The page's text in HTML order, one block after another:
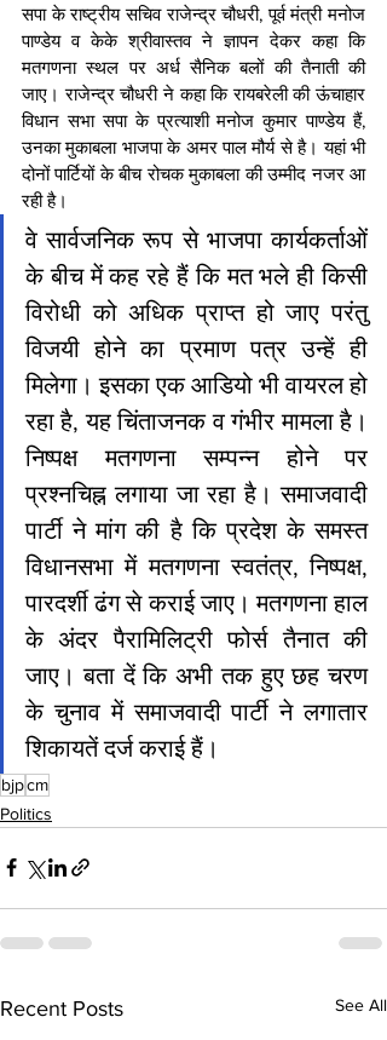
सपा के राष्ट्रीय सचिव राजेन्द्र चौधरी, पूर्व मंत्री मनोज
पाण्डेय व केके श्रीवास्तव ने ज्ञापन देकर कहा कि
मतगणना स्थल पर अर्ध सैनिक बलों की तैनाती की
जाए। राजेन्द्र चौधरी ने कहा कि रायबरेली की ऊंचाहार
विधान सभा सपा के प्रत्याशी मनोज कुमार पाण्डेय हैं,
उनका मुकाबला भाजपा के अमर पाल मौर्य से है। यहां भी
दोनों पार्टियों के बीच रोचक मुकाबला की उम्मीद नजर आ
रही है।
वे सार्वजनिक रूप से भाजपा कार्यकर्ताओं
के बीच में कह रहे हैं कि मत भले ही किसी
विरोधी को अधिक प्राप्त हो जाए परंतु
विजयी होने का प्रमाण पत्र उन्हें ही
मिलेगा। इसका एक आडियो भी वायरल हो
रहा है, यह चिंताजनक व गंभीर मामला है।
निष्पक्ष मतगणना सम्पन्न होने पर
प्रश्नचिह्न लगाया जा रहा है। समाजवादी
पार्टी ने मांग की है कि प्रदेश के समस्त
विधानसभा में मतगणना स्वतंत्र, निष्पक्ष,
पारदर्शी ढंग से कराई जाए। मतगणना हाल
के अंदर पैरामिलिट्री फोर्स तैनात की
जाए। बता दें कि अभी तक हुए छह चरण
के चुनाव में समाजवादी पार्टी ने लगातार
शिकायतें दर्ज कराई हैं।
bjpcm
Politics
Recent Posts See All